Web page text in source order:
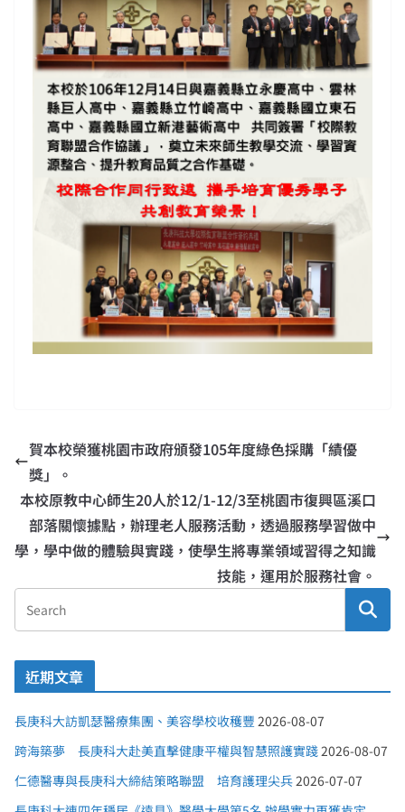
賀本校榮獲桃園市政府頒發105年度綠色採購「績優
獎」。
本校原教中心師生20人於12/1-12/3至桃園市復興區溪口
部落關懷據點，辦理老人服務活動，透過服務學習做中
學，學中做的體驗與實踐，使學生將專業領域習得之知識
技能，運用於服務社會。
近期文章
長庚科大訪凱瑟醫療集團、美容學校收穫豐 2026-08-07
跨海築夢 長庚科大赴美直擊健康平權與智慧照護實踐2026-08-07
仁德醫專與長庚科大締結策略聯盟 培育護理尖兵2026-07-07